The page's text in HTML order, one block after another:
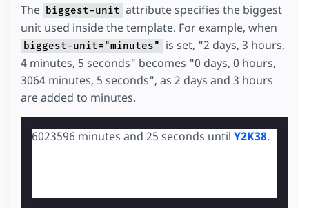
The biggest-unit attribute specifies the biggest
unit used inside the template. For example, when
biggest-unit="minutes"
is set, "2 days, 3 hours,
4 minutes, 5 seconds" becomes "0 days, 0 hours,
3064 minutes, 5 seconds", as 2 days and 3 hours
are added to minutes.
6023596 minutes and 24 seconds until Y2K38.